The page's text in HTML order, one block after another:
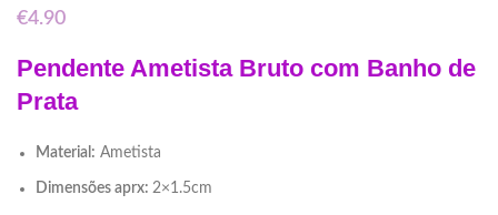
€4.90
Pendente Ametista Bruto com Banho de
Prata
Material: Ametista
Dimensões aprx: 2×1.5cm